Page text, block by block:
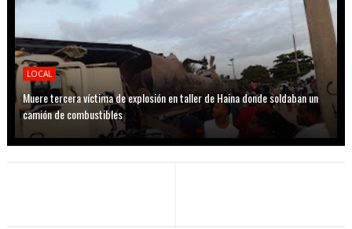
LOCAL
Muere tercera víctima de explosión en taller de Haina donde soldaban un
camión de combustibles